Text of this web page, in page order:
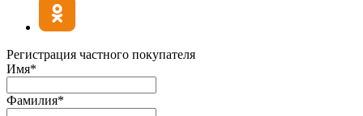
Регистрация частного покупателя
Имя*
Фамилия*